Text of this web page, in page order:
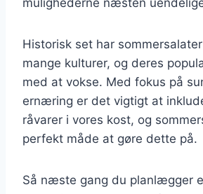
Historisk set har
mange kulturer, og deres
med at vokse. Med fokus på
ernæring er det vigtigt at
råvarer i vores kost, og
perfekt måde at gøre dette på.
Så næste gang du planlægger